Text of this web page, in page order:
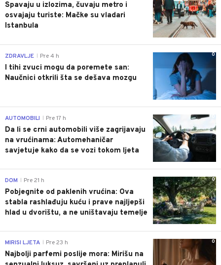
Spavaju u izlozima, čuvaju metro i
osvajaju turiste: Mačke su vladari
Istanbula
0
ZDRAVLJE Pre 4 h
I tihi zvuci mogu da poremete san:
Naučnici otkrili šta se dešava mozgu
AUTOMOBILI Pre 17 h
Da li se crni automobili više zagrijavaju
na vrućinama: Automehaničar
savjetuje kako da se vozi tokom ljeta
0
DOM Pre 21 h
Pobjegnite od paklenih vrućina: Ova
stabla rashlađuju kuću i prave najljepši
hlad u dvorištu, a ne uništavaju temelje
0
MIRISI LJETA Pre 23 h
Najbolji parfemi poslije mora: Mirišu na